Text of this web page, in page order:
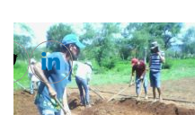
Twitter
Linkedin